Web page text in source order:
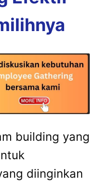
building yang
diinginkan